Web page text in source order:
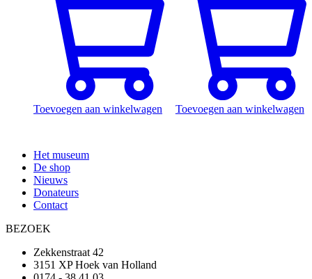
Toevoegen aan winkelwagen Toevoegen aan winkelwagen
Het museum
De shop
Nieuws
Donateurs
Contact
BEZOEK
Zekkenstraat 42
3151 XP Hoek van Holland